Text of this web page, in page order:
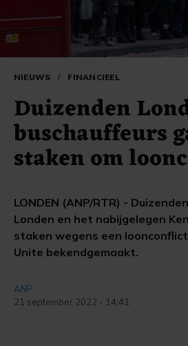
NIEUWS / FINANCIEEL
Duizenden
buschauffeurs
staken om
LONDEN (ANP/RTR) -
Londen en het nabijgelegen
staken wegens een
Unite bekendgemaakt.
ANP
21 september 2022 - 14:41